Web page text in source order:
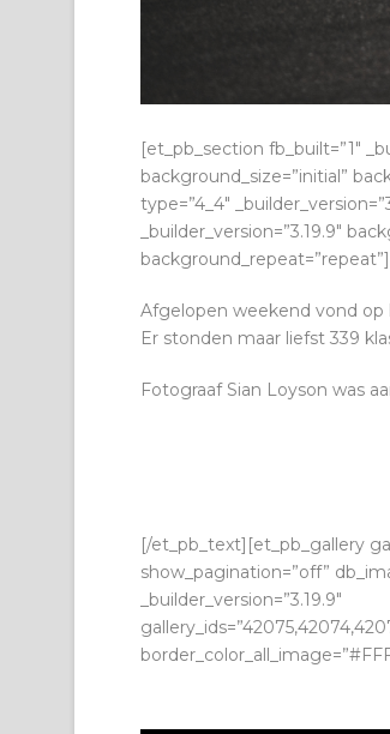
[et_pb_section fb_built=”1″
background_size=”initial”
type=”4_4″
_builder_version=”3.19.9″
background_repeat=”repeat”]
Afgelopen weekend vond op
Er stonden maar liefst 339
Fotograaf Sian Loyson was
[/et_pb_text][et_pb_gallery
show_pagination=”off”
_builder_version=”3.19.9″